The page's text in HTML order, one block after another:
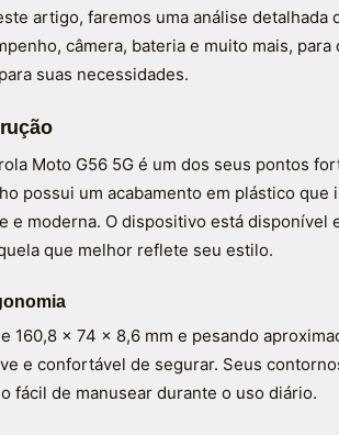
artigo, faremos uma análise detalhada
câmera, bateria e muito mais,
suas necessidades.
Moto G56 5G é um dos seus pontos
possui um acabamento em plástico
e moderna. O dispositivo está disponível
que melhor reflete seu estilo.
160,8 x 74 x 8,6 mm e pesando
e confortável de segurar. Seus
fácil de manusear durante o uso diário.